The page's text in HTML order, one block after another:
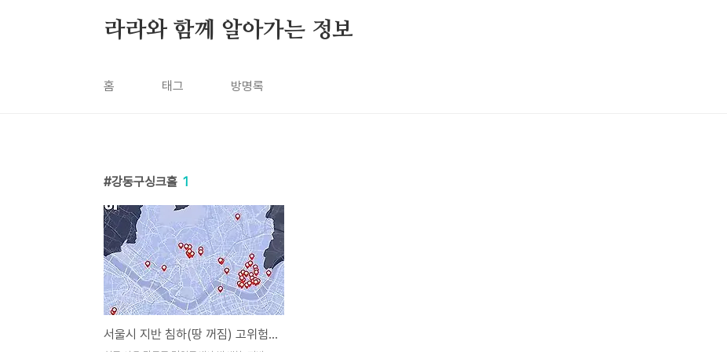
라라와 함께 알아가는 정보
홈 태그 방명록
강동구싱크홀 1
서울시 지반 침하(땅 꺼짐) 고위험 지역 50곳, 어디가 위험한가?